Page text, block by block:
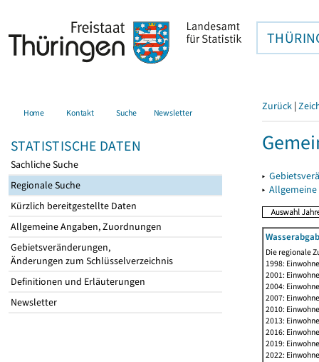
Home Kontakt Suche Newsletter
STATISTISCHE DATEN
Sachliche Suche
Regionale Suche
Kürzlich bereitgestellte Daten
Allgemeine Angaben, Zuordnungen
Gebietsveränderungen,
Änderungen zum Schlüsselverzeichnis
Definitionen und Erläuterungen
Newsletter
Zurück |
▸
▸
Die regionale
1998:
2001:
2004:
2007:
2010:
2013:
2016:
2019:
2022: